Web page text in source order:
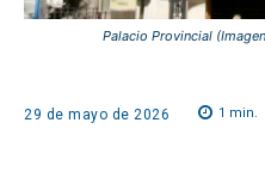
Palacio Provincial
29 de mayo de 2026 1 min.